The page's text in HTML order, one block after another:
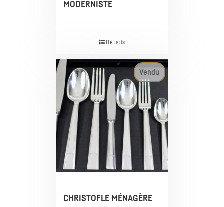
MODERNISTE
Détails
Vendu
CHRISTOFLE MÉNAGÈRE